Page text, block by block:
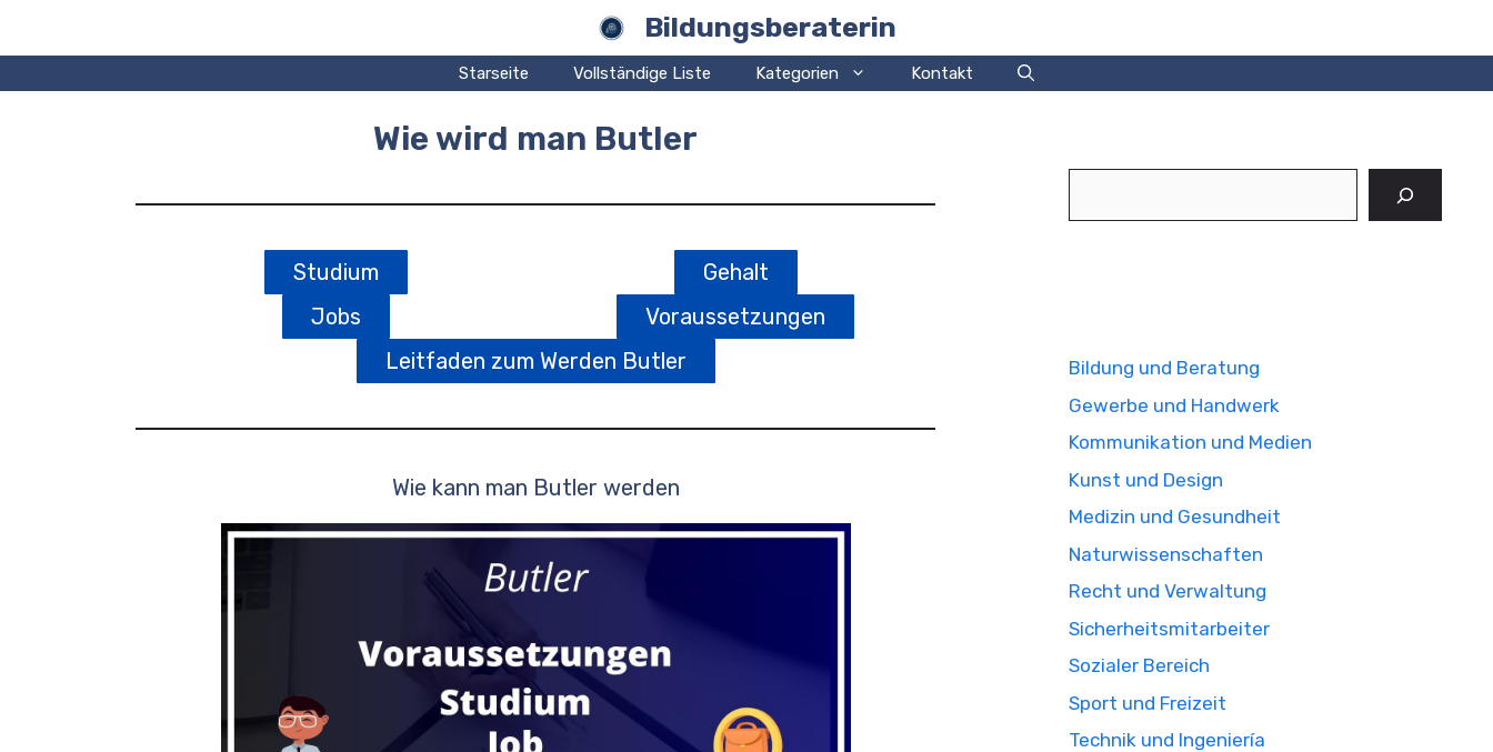
Bildungsberaterin
Starseite Vollständige Liste Kategorien Kontakt
Wie wird man Butler
Studium
Gehalt
Jobs
Voraussetzungen
Leitfaden zum Werden Butler
Wie kann man Butler werden
Bildung und Beratung
Gewerbe und Handwerk
Kommunikation und Medien
Kunst und Design
Medizin und Gesundheit
Naturwissenschaften
Recht und Verwaltung
Sicherheitsmitarbeiter
Sozialer Bereich
Sport und Freizeit
Technik und Ingeniería